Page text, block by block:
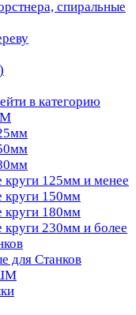
спиральные
в категорию
круги 125мм и менее
круги 150мм
круги 180мм
круги 230мм и более
для Станков